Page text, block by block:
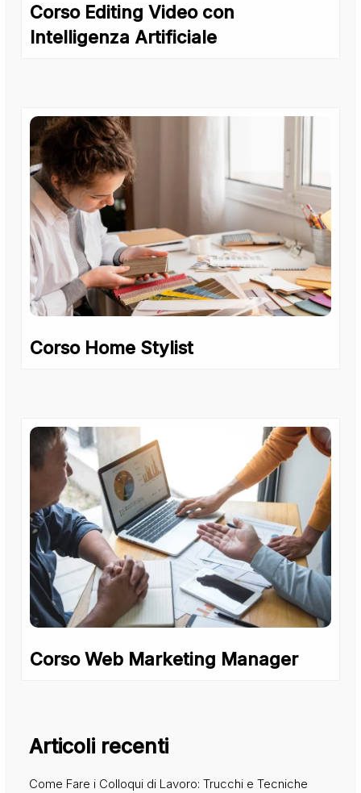
Corso Editing Video con
Intelligenza Artificiale
Corso Home Stylist
Corso Web Marketing Manager
Articoli recenti
Come Fare i Colloqui di Lavoro: Trucchi e Tecniche